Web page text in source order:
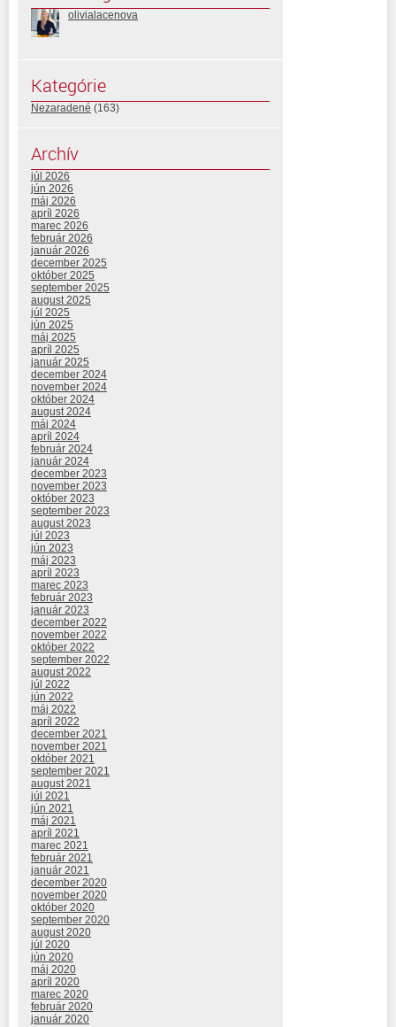
olivialacenova
Kategórie
Nezaradené (163)
Archív
júl 2026
jún 2026
máj 2026
apríl 2026
marec 2026
február 2026
január 2026
december 2025
október 2025
september 2025
august 2025
júl 2025
jún 2025
máj 2025
apríl 2025
január 2025
december 2024
november 2024
október 2024
august 2024
máj 2024
apríl 2024
február 2024
január 2024
december 2023
november 2023
október 2023
september 2023
august 2023
júl 2023
jún 2023
máj 2023
apríl 2023
marec 2023
február 2023
január 2023
december 2022
november 2022
október 2022
september 2022
august 2022
júl 2022
jún 2022
máj 2022
apríl 2022
december 2021
november 2021
október 2021
september 2021
august 2021
júl 2021
jún 2021
máj 2021
apríl 2021
marec 2021
február 2021
január 2021
december 2020
november 2020
október 2020
september 2020
august 2020
júl 2020
jún 2020
máj 2020
apríl 2020
marec 2020
február 2020
január 2020